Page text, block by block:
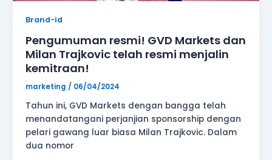
Brand-id
Pengumuman resmi! GVD Markets dan
Milan Trajkovic telah resmi menjalin
kemitraan!
marketing / 06/04/2024
Tahun ini, GVD Markets dengan bangga telah
menandatangani perjanjian sponsorship dengan
pelari gawang luar biasa Milan Trajkovic. Dalam
dua nomor